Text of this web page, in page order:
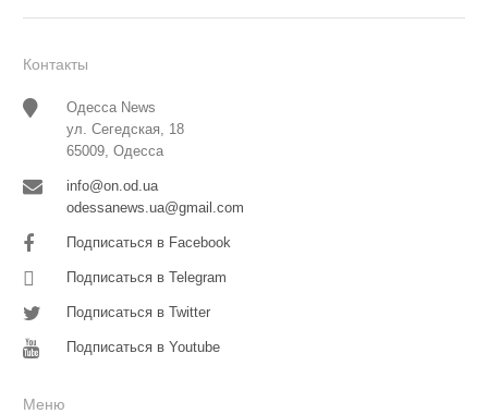
Контакты
Одесса News
ул. Сегедская, 18
65009, Одесса
info@on.od.ua
odessanews.ua@gmail.com
Подписаться в Facebook
Подписаться в Telegram
Подписаться в Twitter
Подписаться в Youtube
Меню